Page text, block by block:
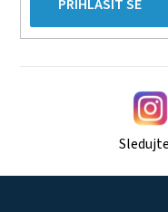
PŘIHLÁSIT SE